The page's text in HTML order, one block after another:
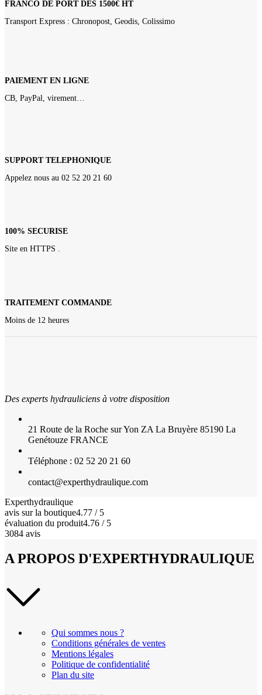
FRANCO DE PORT DÈS 1500€ HT
Transport Express : Chronopost, Geodis, Colissimo
PAIEMENT EN LIGNE
CB, PayPal, virement…
SUPPORT TELEPHONIQUE
Appelez nous au 02 52 20 21 60
100% SECURISE
Site en HTTPS .
TRAITEMENT COMMANDE
Moins de 12 heures
Des experts hydrauliciens à votre disposition
21 Route de la Roche sur Yon ZA La Bruyère 85190 La
Genétouze FRANCE
Téléphone : 02 52 20 21 60
contact@experthydraulique.com
Experthydraulique
avis sur la boutique4.77 / 5
évaluation du produit4.76 / 5
3084 avis
A PROPOS D'EXPERTHYDRAULIQUE
Qui sommes nous ?
Conditions générales de ventes
Mentions légales
Politique de confidentialité
Plan du site